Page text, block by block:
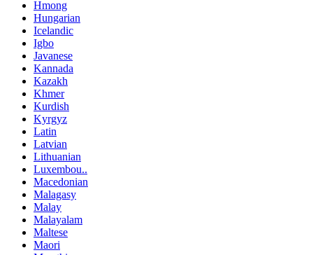
Hmong
Hungarian
Icelandic
Igbo
Javanese
Kannada
Kazakh
Khmer
Kurdish
Kyrgyz
Latin
Latvian
Lithuanian
Luxembou..
Macedonian
Malagasy
Malay
Malayalam
Maltese
Maori